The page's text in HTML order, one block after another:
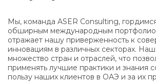
Отзывы
Аналитика
Блог
Мы, команда ASER Consulting,
обширным международным
отражает нашу приверженность к
инновациям в различных секторах.
множество стран и отраслей, что
применять лучшие практики и знания
пользу наших клиентов в ОАЭ и за их